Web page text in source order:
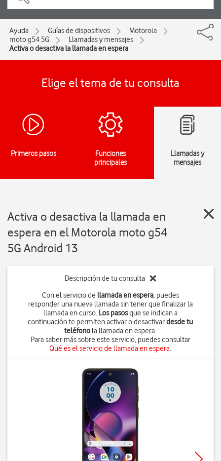
Ayuda Guías de dispositivos
Motorola
moto g54 5G
Llamadas y mensajes
Activa o desactiva la llamada en espera
Elige el tema de tu consulta
Primeros pasos
Funciones
principales
Llamadas y
mensajes
Activa o desactiva la llamada en
espera en el Motorola moto g54
5G Android 13
Descripción de tu consulta
Con el servicio de llamada en espera, puedes
responder una nueva llamada sin tener que finalizar la
llamada en curso. Los pasosque se indican a
continuación te permiten activar o desactivardesde tu
teléfono la llamada en espera.
Para saber más sobre este servicio, puedes consultar
Qué es el servicio de llamada en espera.